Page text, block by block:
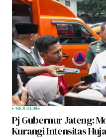
HEADLINE
Pj Gubernur Jateng:
Kurangi Intensitas